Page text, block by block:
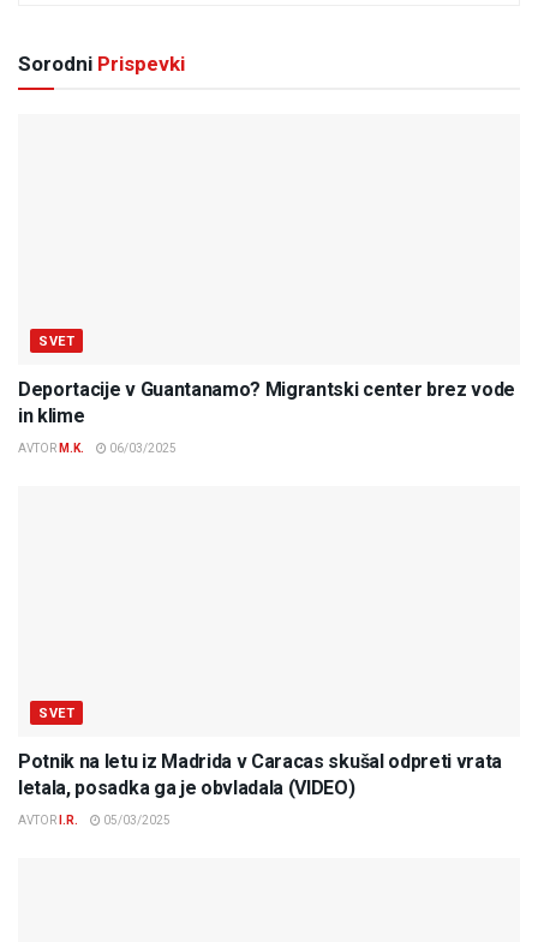
Sorodni Prispevki
SVET
Deportacije v Guantanamo? Migrantski center brez vode
in klime
AVTOR M.K. 06/03/2025
SVET
Potnik na letu iz Madrida v Caracas skušal odpreti vrata
letala, posadka ga je obvladala (VIDEO)
AVTOR I.R. 05/03/2025